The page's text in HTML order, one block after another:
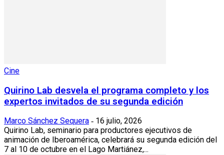
Cine
Quirino Lab desvela el programa completo y los
expertos invitados de su segunda edición
Marco Sánchez Sequera - 16 julio, 2026
Quirino Lab, seminario para productores ejecutivos de
animación de Iberoamérica, celebrará su segunda edición del
7 al 10 de octubre en el Lago Martiánez,...